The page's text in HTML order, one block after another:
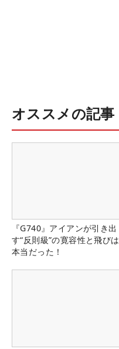
オススメの記事
『G740』アイアンが引き出
す“反則級”の寛容性と飛びは
本当だった！